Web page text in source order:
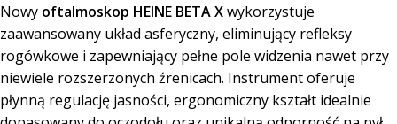
Nowy oftalmoskop HEINE BETA Xwykorzystuje
zaawansowany układ asferyczny, eliminujący refleksy
rogówkowe i zapewniający pełne pole widzenia nawet przy
niewiele rozszerzonych źrenicach. Instrument oferuje
płynną regulację jasności, ergonomiczny kształt idealnie